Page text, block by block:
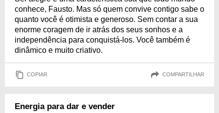
conhece, Fausto. Mas só quem convive contigo sabe o
quanto você é otimista e generoso. Sem contar a sua
enorme coragem de ir atrás dos seus sonhos e a
independência para conquistá-los. Você também é
dinâmico e muito criativo.
COPIAR COMPARTILHAR
Energia para dar e vender